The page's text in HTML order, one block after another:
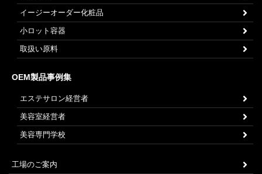
イージーオーダー化粧品
小ロット容器
取扱い原料
OEM製品事例集
エステサロン経営者
美容室経営者
美容専門学校
工場のご案内